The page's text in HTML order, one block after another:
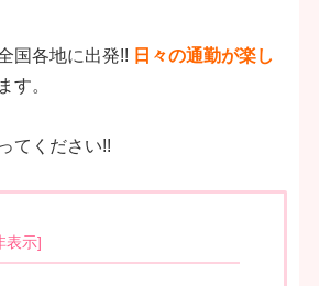
国各地に出発!! 日々の通勤が楽し
す。
てください!!
表示]